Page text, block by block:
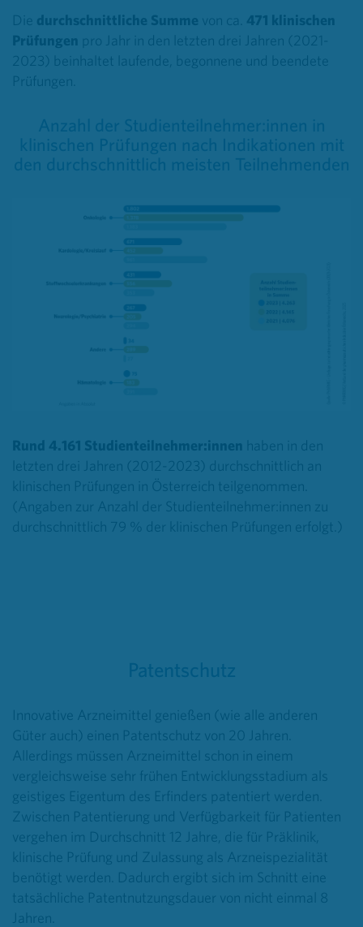
Die durchschnittliche Summe von ca. 471 klinischen
Prüfungen pro Jahr in den letzten drei Jahren (2021-
2023) beinhaltet laufende, begonnene und beendete
Prüfungen.
Anzahl der Studienteilnehmer:innen in
klinischen Prüfungen nach Indikationen mit
den durchschnittlich meisten Teilnehmenden
Rund 4.161 Studienteilnehmer:innen haben in den
letzten drei Jahren (2012-2023) durchschnittlich an
klinischen Prüfungen in Österreich teilgenommen.
(Angaben zur Anzahl der Studienteilnehmer:innen zu
durchschnittlich 79 % der klinischen Prüfungen erfolgt.)
Patentschutz
Innovative Arzneimittel genießen (wie alle anderen
Güter auch) einen Patentschutz von 20 Jahren.
Allerdings müssen Arzneimittel schon in einem
vergleichsweise sehr frühen Entwicklungsstadium als
geistiges Eigentum des Erfinders patentiert werden.
Zwischen Patentierung und Verfügbarkeit für Patienten
vergehen im Durchschnitt 12 Jahre, die für Präklinik,
klinische Prüfung und Zulassung als Arzneispezialität
benötigt werden. Dadurch ergibt sich im Schnitt eine
tatsächliche Patentnutzungsdauer von nicht einmal 8
Jahren.